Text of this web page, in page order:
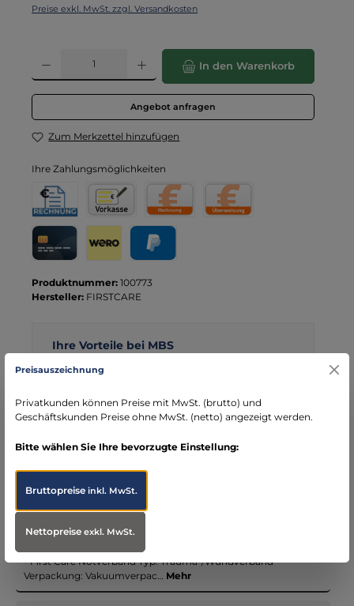
Preise exkl. MwSt. zzgl. Versandkosten
Produkt Anzahl: Gib den gewünschten Wert ein oder benutze die
In den Warenkorb
Angebot anfragen
Zum Merkzettel hinzufügen
Ihre Zahlungsmöglichkeiten
Produktnummer: 100773
Hersteller: FIRSTCARE
Ihre Vorteile bei MBS
Kostenloser Versand ab € 119,- Bestellwert (nur
schneller Versand mit DHL
seit über 15 Jahren kompetenter Partner im
Beschreibung
ProduktübersichtProduktname: THE EMERGENCY BANDAGE
- First Care Notverband Typ: Trauma-/Wundverband
Verpackung: Vakuumverpac… Mehr
Preisauszeichnung
Privatkunden können Preise mit MwSt. (brutto) und
Geschäftskunden Preise ohne MwSt. (netto) angezeigt werden.
Bitte wählen Sie Ihre bevorzugte Einstellung:
Bruttopreiseinkl. MwSt.
Nettopreiseexkl. MwSt.